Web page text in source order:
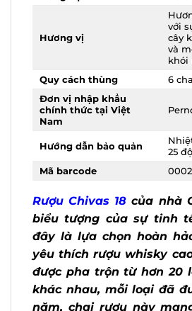
Hương vị
với
cây
và
khói
Quy cách thùng
6
Đơn vị nhập khẩu
chính thức tại Việt
Nam
Hướng dẫn bảo quản
25 độ
Mã barcode
Rượu Chivas 18của nhà
biểu tượng của sự tinh
đây là lựa chọn hoàn
yêu thích rượu whisky
18 được pha trộn từ hơn
đơn khác nhau, mỗi
nhất 18 năm, chai rượu